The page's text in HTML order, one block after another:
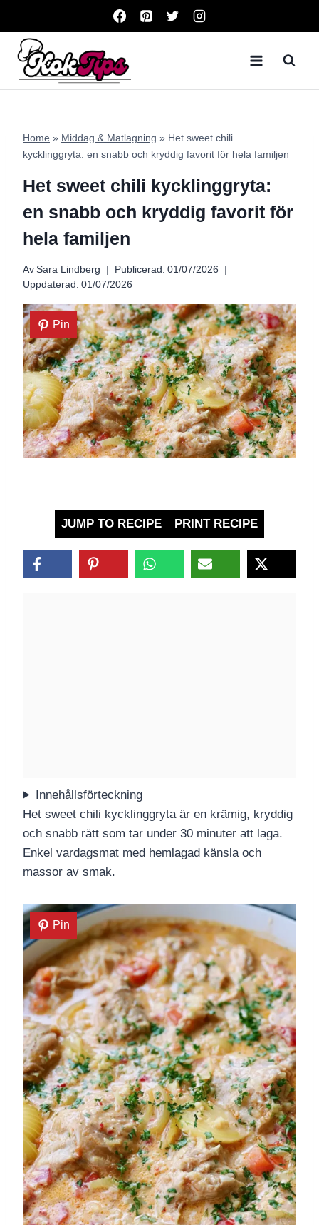
content
Home » Middag & Matlagning » Het sweet chili
kycklinggryta: en snabb och kryddig favorit för hela familjen
Het sweet chili kycklinggryta:
en snabb och kryddig favorit för
hela familjen
Av Sara Lindberg Publicerad: 01/07/2026
Uppdaterad: 01/07/2026
Pin
JUMP TO RECIPE PRINT RECIPE
Innehållsförteckning
Het sweet chili kycklinggryta är en krämig, kryddig
och snabb rätt som tar under 30 minuter att laga.
Enkel vardagsmat med hemlagad känsla och
massor av smak.
Pin